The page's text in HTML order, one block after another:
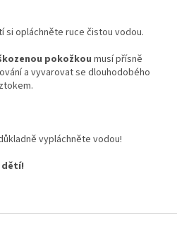
si opláchněte ruce čistou vodou.
pokožkou musí přísně
a vyvarovat se dlouhodobého
vypláchněte vodou!
dětí!